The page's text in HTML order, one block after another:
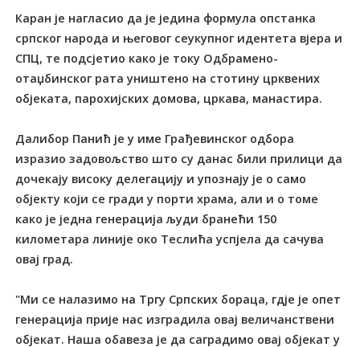
Каран је нагласио да је једина формула опстанка
српског народа и његовог сеукупног идентета вјера и
СПЦ, те подсјетио како је току Одбрамено-
отаџбинског рата уништено на стотину црквених
објеката, парохијских домова, цркава, манастира.
Далибор Панић је у име Грађевинског одбора
изразио задовољство што су данас били прилици да
дочекају високу делегацију и упознају је о само
објекту који се гради у порти храма, али и о томе
како је једна генерација људи бранећи 150
километара линије око Теслића успјела да сачува
овај град.
"Ми се налазимо на Тргу Српских бораца, гдје је опет
генерација прије нас изградила овај величанствени
објекат. Наша обавеза је да саградимо овај објекат у